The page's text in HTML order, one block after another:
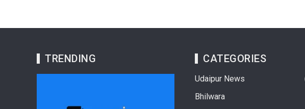
TRENDING CATEGORIES
Udaipur News
Bhilwara